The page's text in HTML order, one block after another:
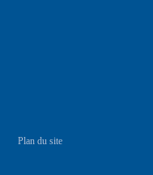
Plan du site